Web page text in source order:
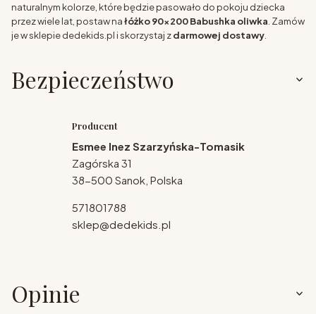
naturalnym kolorze, które będzie pasowało do pokoju dziecka
przez wiele lat, postaw nałóżko 90x200 Babushka oliwka . Zamów
je w sklepie dedekids.pl i skorzystaj zdarmowej dostawy
Bezpieczeństwo
Producent
Esmee Inez Szarzyńska-Tomasik
Zagórska 31
38-500 Sanok, Polska
571801788
sklep@dedekids.pl
Opinie